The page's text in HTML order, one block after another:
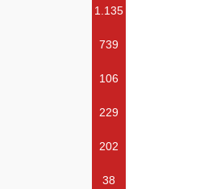
1.135
739
106
229
202
38